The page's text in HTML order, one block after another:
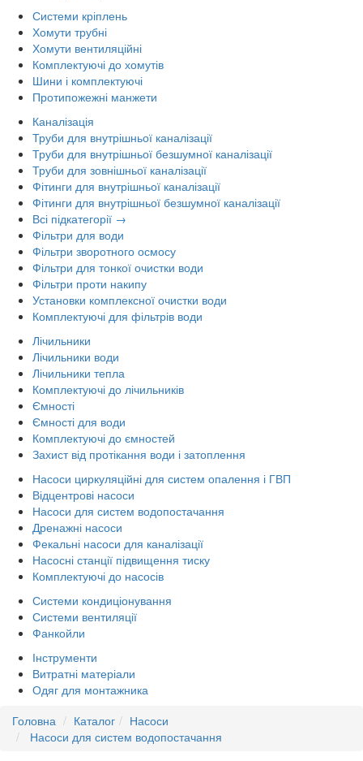
Системи кріплень
Хомути трубні
Хомути вентиляційні
Комплектуючі до хомутів
Шини і комплектуючі
Протипожежні манжети
Каналізація
Труби для внутрішньої каналізації
Труби для внутрішньої безшумної каналізації
Труби для зовнішньої каналізації
Фітинги для внутрішньої каналізації
Фітинги для внутрішньої безшумної каналізації
Всі підкатегорії →
Фільтри для води
Фільтри зворотного осмосу
Фільтри для тонкої очистки води
Фільтри проти накипу
Установки комплексної очистки води
Комплектуючі для фільтрів води
Лічильники
Лічильники води
Лічильники тепла
Комплектуючі до лічильників
Ємності
Ємності для води
Комплектуючі до ємностей
Захист від протікання води і затоплення
Насоси циркуляційні для систем опалення і ГВП
Відцентрові насоси
Насоси для систем водопостачання
Дренажні насоси
Фекальні насоси для каналізації
Насосні станції підвищення тиску
Комплектуючі до насосів
Системи кондиціонування
Системи вентиляції
Фанкойли
Інструменти
Витратні матеріали
Одяг для монтажника
Головна
Каталог
Насоси
Насоси для систем водопостачання